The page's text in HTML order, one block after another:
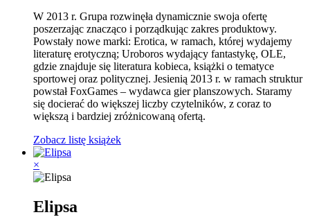
W 2013 r. Grupa rozwinęła dynamicznie swoja ofertę
poszerzając znacząco i porządkując zakres produktowy.
Powstały nowe marki: Erotica, w ramach, której wydajemy
literaturę erotyczną; Uroboros wydający fantastykę, OLE,
gdzie znajduje się literatura kobieca, książki o tematyce
sportowej oraz politycznej. Jesienią 2013 r. w ramach struktur
powstał FoxGames – wydawca gier planszowych. Staramy
się docierać do większej liczby czytelników, z coraz to
większą i bardziej zróżnicowaną ofertą.
Zobacz listę książek
×
Elipsa